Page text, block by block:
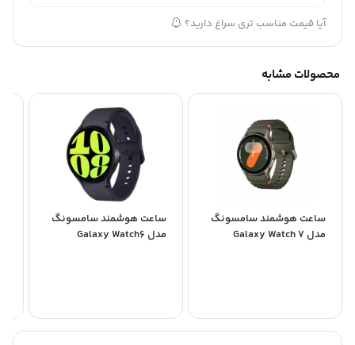
آیا قیمت مناسب تری سراغ دارید؟
محصولات مشابه
ساعت هوشمند سامسونگ
مدل Galaxy Watch 7
ساعت هوشمند سامسونگ
مدل Galaxy Watch6